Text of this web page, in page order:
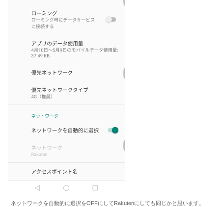
ネットワークを自動的に選択をOFFにしてRakutenにしても同じかと思います。